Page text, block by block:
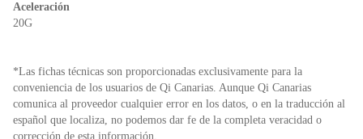
Aceleración
20G
*Las fichas técnicas son proporcionadas exclusivamente para la
conveniencia de los usuarios de Qi Canarias. Aunque Qi Canarias
comunica al proveedor cualquier error en los datos, o en la traducción al
español que localiza, no podemos dar fe de la completa veracidad o
corrección de esta información.